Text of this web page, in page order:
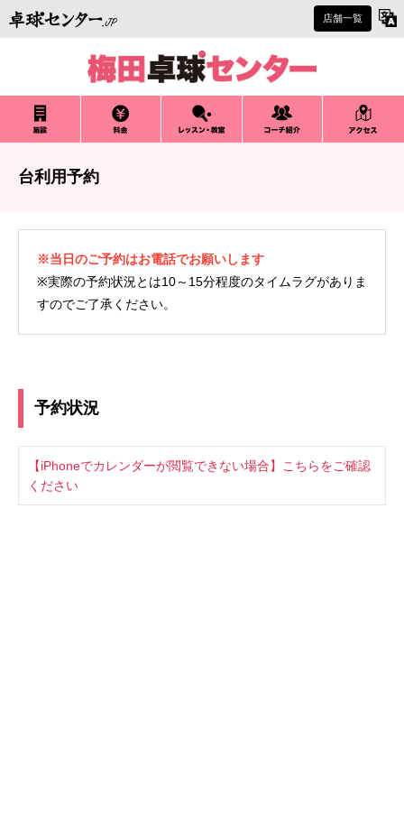
店舗一覧
台利用予約
※当日のご予約はお電話でお願いします
※実際の予約状況とは10～15分程度のタイムラグがありま
すのでご了承ください。
予約状況
【iPhoneでカレンダーが閲覧できない場合】こちらをご確認
ください